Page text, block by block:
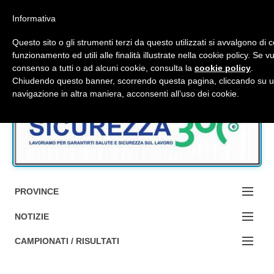
Accedi / Registrati
Cerca
PROVINCE
EDIZIONE:
BOLOGNA
NOTIZIE
NOTIZIE:
CAMPIONATI / RISULTATI
Informativa
Questo sito o gli strumenti terzi da questo utilizzati si avvalgono di
funzionamento ed utili alle finalità illustrate nella cookie policy. Se
consenso a tutti o ad alcuni cookie, consulta la cookie policy
Chiudendo questo banner, scorrendo questa pagina, cliccando su
navigazione in altra maniera, acconsenti all’uso dei cookie.